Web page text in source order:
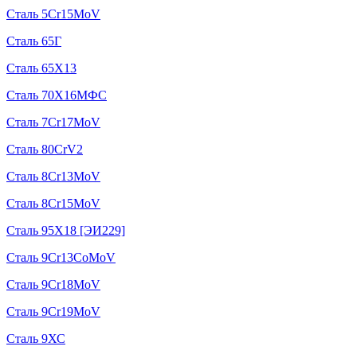
Сталь 5Cr15MoV
Сталь 65Г
Сталь 65Х13
Сталь 70Х16МФС
Сталь 7Cr17MoV
Сталь 80CrV2
Сталь 8Cr13MoV
Сталь 8Cr15MoV
Сталь 95Х18 [ЭИ229]
Сталь 9Cr13CoMoV
Сталь 9Cr18MoV
Сталь 9Cr19MoV
Сталь 9ХС